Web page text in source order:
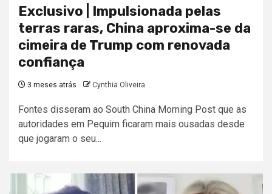
Exclusivo | Impulsionada pelas
terras raras, China aproxima-se da
cimeira de Trump com renovada
confiança
3 meses atrás Cynthia Oliveira
Fontes disseram ao South China Morning Post que as
autoridades em Pequim ficaram mais ousadas desde
que jogaram o seu...